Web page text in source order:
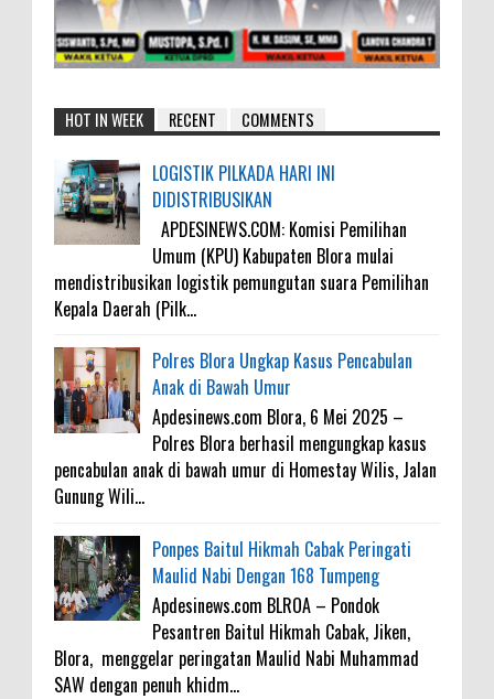
HOT IN WEEK RECENT COMMENTS
LOGISTIK PILKADA HARI INI
DIDISTRIBUSIKAN
APDESINEWS.COM: Komisi Pemilihan
Umum (KPU) Kabupaten Blora mulai
mendistribusikan logistik pemungutan suara Pemilihan
Kepala Daerah (Pilk...
Polres Blora Ungkap Kasus Pencabulan
Anak di Bawah Umur
Apdesinews.com Blora, 6 Mei 2025 –
Polres Blora berhasil mengungkap kasus
pencabulan anak di bawah umur di Homestay Wilis, Jalan
Gunung Wili...
Ponpes Baitul Hikmah Cabak Peringati
Maulid Nabi Dengan 168 Tumpeng
Apdesinews.com BLROA – Pondok
Pesantren Baitul Hikmah Cabak, Jiken,
Blora, menggelar peringatan Maulid Nabi Muhammad
SAW dengan penuh khidm...